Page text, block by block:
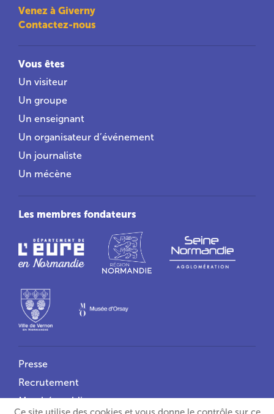
Venez à Giverny
Contactez-nous
Vous êtes
Un visiteur
Un groupe
Un enseignant
Un organisateur d’événement
Un journaliste
Un mécène
Les membres fondateurs
Liens utiles
Presse
Recrutement
Marchés publics